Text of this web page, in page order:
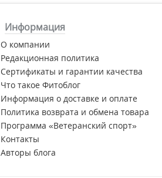
Информация
О компании
Редакционная политика
Сертификаты и гарантии качества
Что такое Фитоблог
Информация о доставке и оплате
Политика возврата и обмена товара
Программа «Ветеранский спорт»
Контакты
Авторы блога